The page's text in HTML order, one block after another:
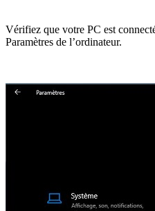
Vérifiez que votre PC est
Paramètres de l’ordinateur.